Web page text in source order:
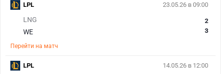
23.05.26 в 09:00
LNG
WE
2
3
Перейти на матч
LPL
14.05.26 в 12:00
LPL